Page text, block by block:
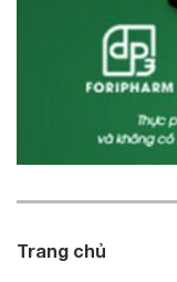
Trang chủ